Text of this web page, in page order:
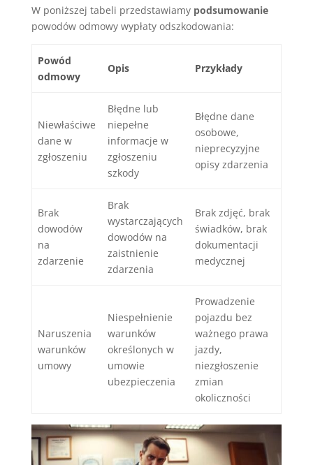
W poniższej tabeli przedstawiamy podsumowanie
powodów odmowy wypłaty odszkodowania:
Powód
odmowy
Opis Przykłady
Niewłaściwe
dane w
zgłoszeniu
Błędne lub
niepełne
informacje w
zgłoszeniu
szkody
Błędne dane
osobowe,
nieprecyzyjne
opisy zdarzenia
Brak
dowodów
na
zdarzenie
Brak
wystarczających
dowodów na
zaistnienie
zdarzenia
Brak zdjęć, brak
świadków, brak
dokumentacji
medycznej
Naruszenia
warunków
umowy
Niespełnienie
warunków
określonych w
umowie
ubezpieczenia
Prowadzenie
pojazdu bez
ważnego prawa
jazdy,
niezgłoszenie
zmian
okoliczności